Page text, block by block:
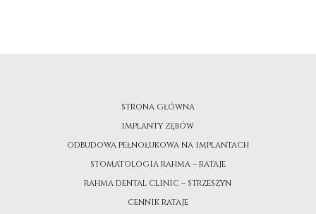
strona główna
implanty zębów
odbudowa pełnołukowa na implantach
stomatologia rahma – rataje
rahma dental clinic – strzeszyn
cennik rataje